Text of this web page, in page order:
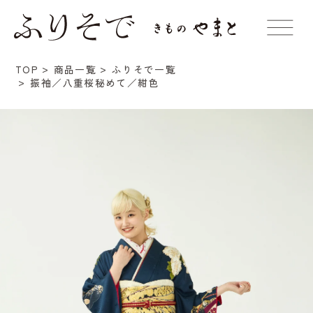
TOP 商品一覧
ふりそで一覧
振袖／八重桜秘めて／紺色